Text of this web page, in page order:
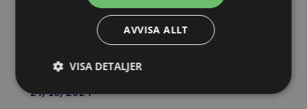
Detta innebär
29/10/2024
AVVISA ALLT
VISA DETALJER